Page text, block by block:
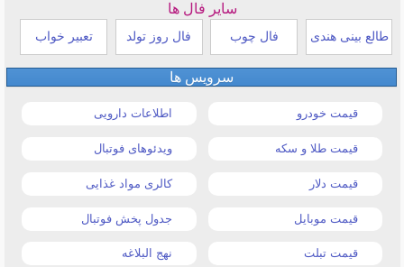
سایر فال ها
طالع بینی هندی فال چوب فال روز تولد تعبیر خواب
سرویس ها
قیمت خودرو اطلاعات دارویی
قیمت طلا و سکه ویدئوهای فوتبال
قیمت دلار کالری مواد غذایی
قیمت موبایل جدول پخش فوتبال
قیمت تبلت نهج البلاغه